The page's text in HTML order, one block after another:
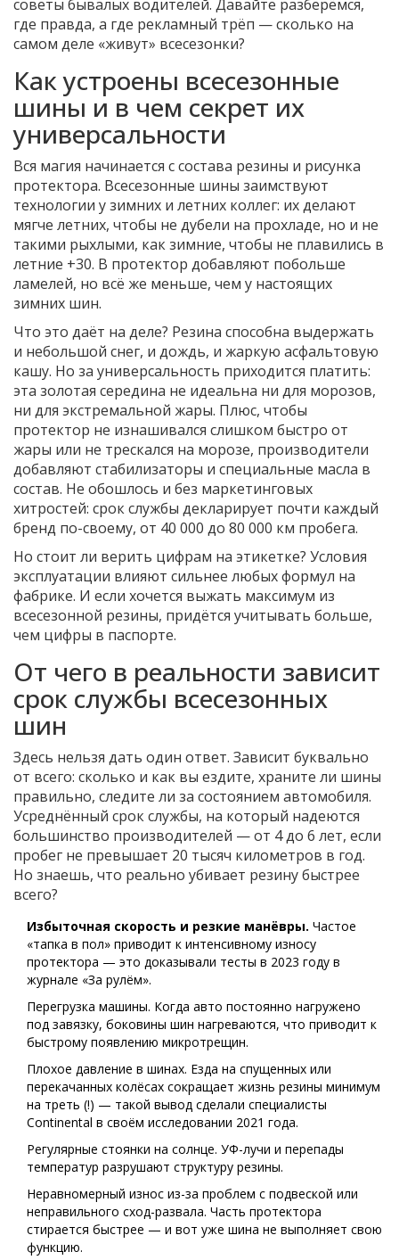
советы бывалых водителей. Давайте разберёмся,
где правда, а где рекламный трёп — сколько на
самом деле «живут» всесезонки?
Как устроены всесезонные
шины и в чем секрет их
универсальности
Вся магия начинается с состава резины и рисунка
протектора. Всесезонные шины заимствуют
технологии у зимних и летних коллег: их делают
мягче летних, чтобы не дубели на прохладе, но и не
такими рыхлыми, как зимние, чтобы не плавились в
летние +30. В протектор добавляют побольше
ламелей, но всё же меньше, чем у настоящих
зимних шин.
Что это даёт на деле? Резина способна выдержать
и небольшой снег, и дождь, и жаркую асфальтовую
кашу. Но за универсальность приходится платить:
эта золотая середина не идеальна ни для морозов,
ни для экстремальной жары. Плюс, чтобы
протектор не изнашивался слишком быстро от
жары или не трескался на морозе, производители
добавляют стабилизаторы и специальные масла в
состав. Не обошлось и без маркетинговых
хитростей: срок службы декларирует почти каждый
бренд по-своему, от 40 000 до 80 000 км пробега.
Но стоит ли верить цифрам на этикетке? Условия
эксплуатации влияют сильнее любых формул на
фабрике. И если хочется выжать максимум из
всесезонной резины, придётся учитывать больше,
чем цифры в паспорте.
От чего в реальности зависит
срок службы всесезонных
шин
Здесь нельзя дать один ответ. Зависит буквально
от всего: сколько и как вы ездите, храните ли шины
правильно, следите ли за состоянием автомобиля.
Усреднённый срок службы, на который надеются
большинство производителей — от 4 до 6 лет, если
пробег не превышает 20 тысяч километров в год.
Но знаешь, что реально убивает резину быстрее
всего?
Избыточная скорость и резкие манёвры. Частое
«тапка в пол» приводит к интенсивному износу
протектора — это доказывали тесты в 2023 году в
журнале «За рулём».
Перегрузка машины. Когда авто постоянно нагружено
под завязку, боковины шин нагреваются, что приводит к
быстрому появлению микротрещин.
Плохое давление в шинах. Езда на спущенных или
перекачанных колёсах сокращает жизнь резины минимум
на треть (!) — такой вывод сделали специалисты
Continental в своём исследовании 2021 года.
Регулярные стоянки на солнце. УФ-лучи и перепады
температур разрушают структуру резины.
Неравномерный износ из-за проблем с подвеской или
неправильного сход-развала. Часть протектора
стирается быстрее — и вот уже шина не выполняет свою
функцию.